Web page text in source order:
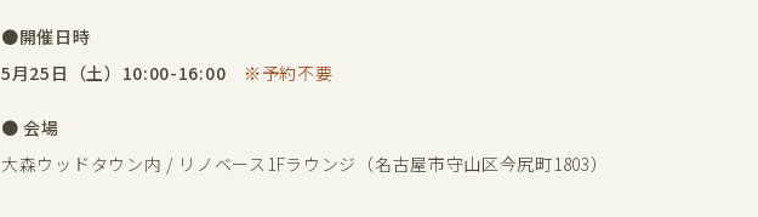
●開催日時
5月25日（土）10:00-16:00
※予約不要
● 会場
大森ウッドタウン内 / リノベース1Fラウンジ（名古屋市守山区今尻町1803）